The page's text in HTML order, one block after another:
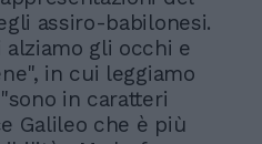
assiro-babilonesi.
gli occhi e
in cui leggiamo
in caratteri
Galileo che è più